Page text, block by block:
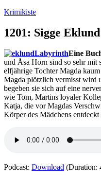
Zum
springen
Krimikiste
1201: Sigge
Eine
und Åsa Horn sind so sehr mit
elfjährige Tochter Magda
Magda plötzlich vermisst wird
begeben sie sich auf eine
wie Tom, Martins loyaler
Katja, die vor Magdas
Körper des Mädchens entdeckt
Podcast: Download